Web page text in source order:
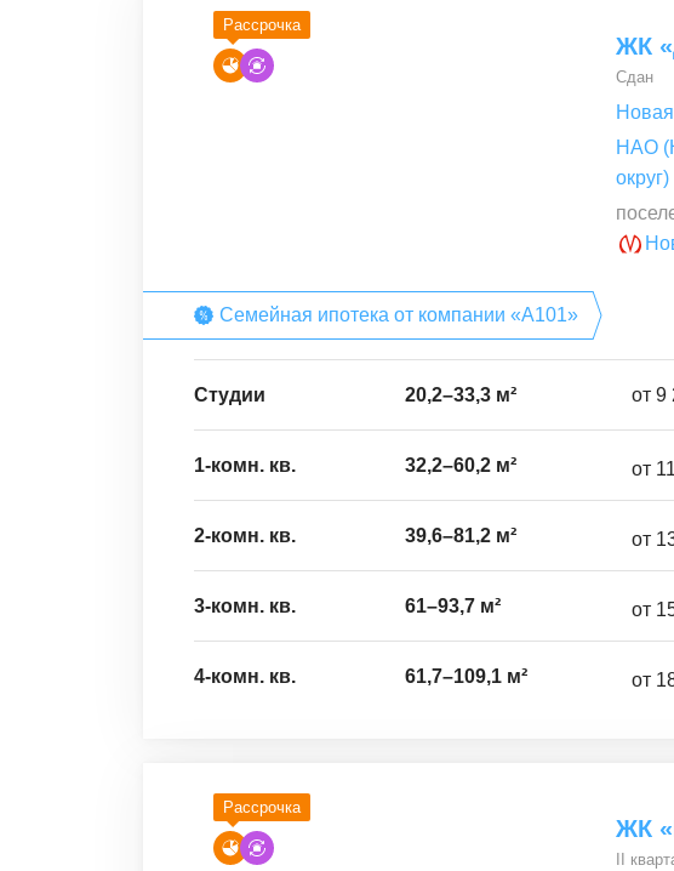
Рассрочка
ЖК
Сдан
НАО
округ)
Семейная ипотека от компании «А101»
Студии 20,2–33,3 м² от 9
1-комн. кв. 32,2–60,2 м² от
2-комн. кв. 39,6–81,2 м² от
3-комн. кв. 61–93,7 м² от
4-комн. кв. 61,7–109,1 м² от
Рассрочка
ЖК
II